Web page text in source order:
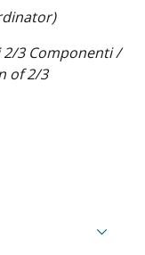
2/3 Componenti /
of 2/3